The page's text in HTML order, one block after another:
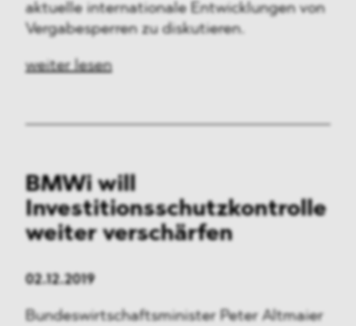
aktuelle internationale Entwicklungen von
Vergabesperren zu diskutieren.
weiter lesen
BMWi will
Investitionsschutzkontrolle
weiter verschärfen
02.12.2019
Bundeswirtschaftsminister Peter Altmaier